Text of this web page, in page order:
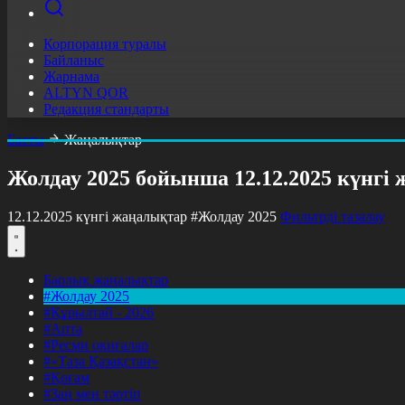
Корпорация туралы
Байланыс
Жарнама
ALTYN QOR
Редакция стандарты
Басты
Жаңалықтар
Жолдау 2025 бойынша 12.12.2025 күнгі
12.12.2025 күнгі жаңалықтар #Жолдау 2025 Фильтрді тазалау
Барлық жаңалықтар
#Жолдау 2025
#Құрылтай - 2026
#Апта
#Ресми оқиғалар
#«Таза Қазақстан»
#Қоғам
#Заң мен тәртіп